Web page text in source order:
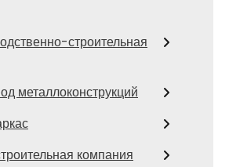
строительная
металлоконструкций
компания